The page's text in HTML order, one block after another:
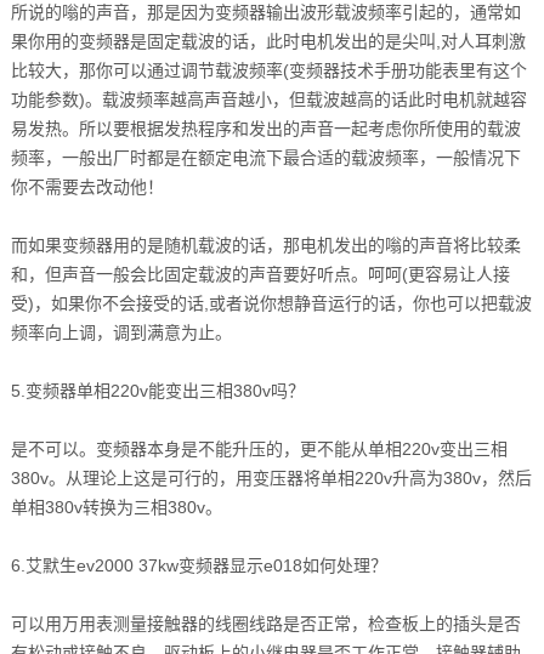
所说的嗡的声音，那是因为变频器输出波形载波频率引起的，通常如
果你用的变频器是固定载波的话，此时电机发出的是尖叫,对人耳刺激
比较大，那你可以通过调节载波频率(变频器技术手册功能表里有这个
功能参数)。载波频率越高声音越小，但载波越高的话此时电机就越容
易发热。所以要根据发热程序和发出的声音一起考虑你所使用的载波
频率，一般出厂时都是在额定电流下最合适的载波频率，一般情况下
你不需要去改动他！
而如果变频器用的是随机载波的话，那电机发出的嗡的声音将比较柔
和，但声音一般会比固定载波的声音要好听点。呵呵(更容易让人接
受)，如果你不会接受的话,或者说你想静音运行的话，你也可以把载波
频率向上调，调到满意为止。
5.变频器单相220v能变出三相380v吗？
是不可以。变频器本身是不能升压的，更不能从单相220v变出三相
380v。从理论上这是可行的，用变压器将单相220v升高为380v，然后
单相380v转换为三相380v。
6.艾默生ev2000 37kw变频器显示e018如何处理？
可以用万用表测量接触器的线圈线路是否正常，检查板上的插头是否